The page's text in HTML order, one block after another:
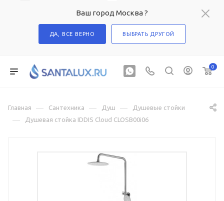
Ваш город Москва ?
ДА, ВСЕ ВЕРНО ВЫБРАТЬ ДРУГОЙ
0
Главная — Сантехника — Душ — Душевые стойки
— Душевая стойка IDDIS Cloud CLOSB00i06